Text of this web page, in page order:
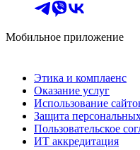
Мобильное приложение
Этика и комплаенс
Оказание услуг
Использование
Защита
Пользовательское
ИТ аккредитация